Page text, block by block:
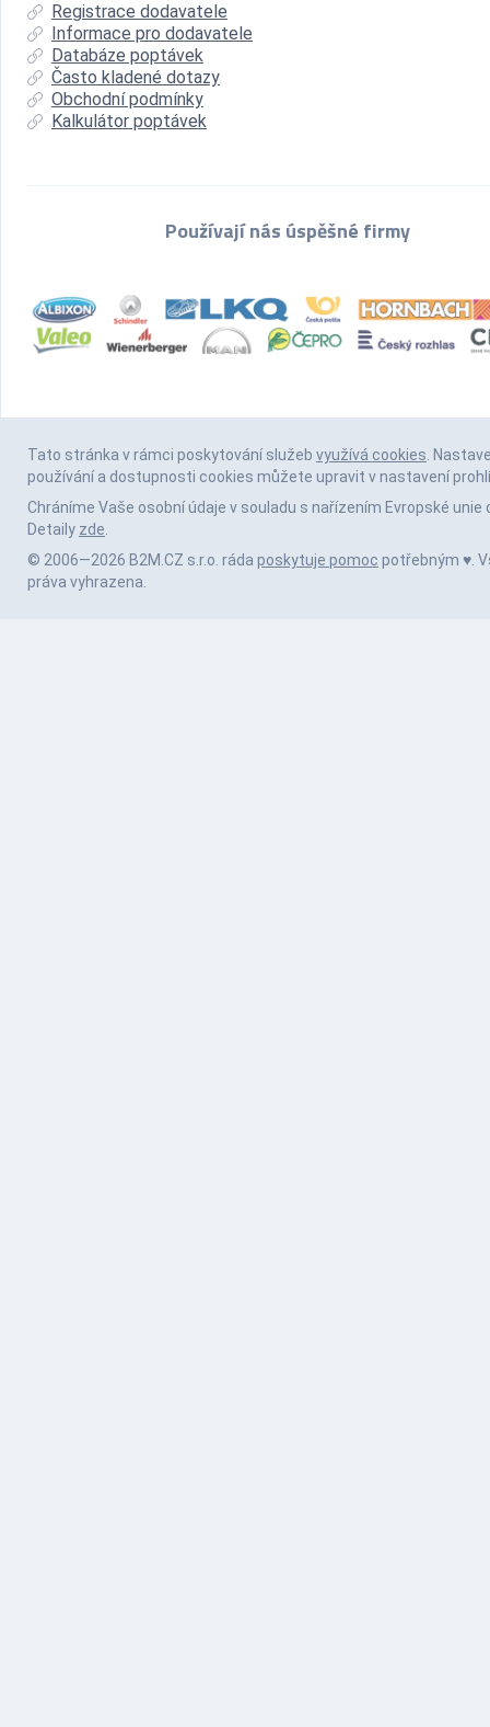
Registrace dodavatele
Informace pro dodavatele
Databáze poptávek
Často kladené dotazy
Obchodní podmínky
Kalkulátor poptávek
Používají nás úspěšné firmy
Tato stránka v rámci poskytování služeb využívá cookies.
používání a dostupnosti cookies můžete upravit v nastavení
Chráníme Vaše osobní údaje v souladu s nařízením Evropské unie
Detaily zde.
© 2006—2026 B2M.CZ s.r.o. ráda poskytuje pomoc potřebným ♥️.
práva vyhrazena.